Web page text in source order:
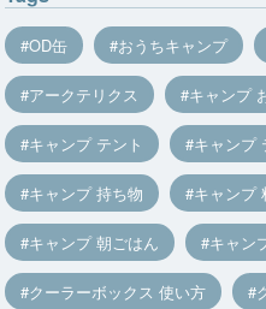
OD缶 おうちキャンプ
アークテリクス キャンプ
キャンプ テント キャンプ
キャンプ 持ち物 キャンプ
キャンプ 朝ごはん キャン
クーラーボックス 使い方